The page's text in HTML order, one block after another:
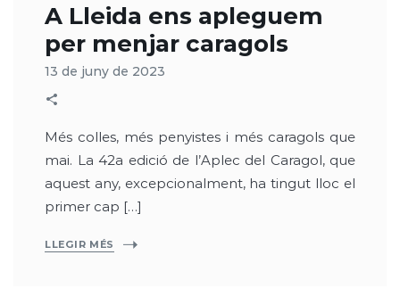
A Lleida ens apleguem
per menjar caragols
13 de juny de 2023
Més colles, més penyistes i més caragols que
mai. La 42a edició de l’Aplec del Caragol, que
aquest any, excepcionalment, ha tingut lloc el
primer cap […]
LLEGIR MÉS